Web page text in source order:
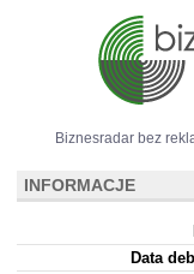
Biznesradar bez
INFORMACJE
Data